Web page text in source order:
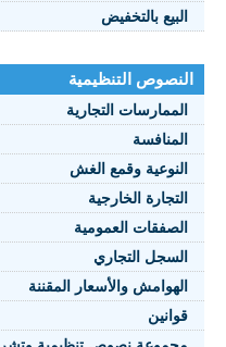
بالتخفيض
التنظيمية
التجارية
وقمع الغش
الخارجية
العمومية
التجاري
والأسعار المقننة